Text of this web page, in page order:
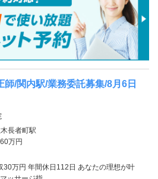
師/関内駅/業務委託募集/8月6日
長者町駅
万円
30万円 年間休日112日 あなたの理想が叶